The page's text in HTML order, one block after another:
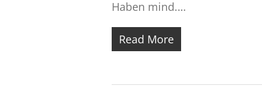
Haben mind.…
Read More